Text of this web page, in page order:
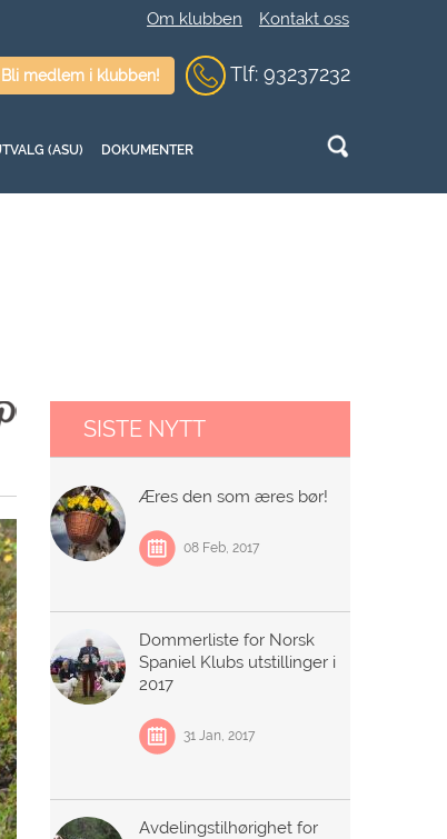
Om klubben Kontakt oss
Bli medlem i klubben! Tlf: 93237232
(ASU) DOKUMENTER
SISTE NYTT
Æres den som æres bør!
08 Feb, 2017
Dommerliste for Norsk
Spaniel Klubs utstillinger i
2017
31 Jan, 2017
Avdelingstilhørighet for